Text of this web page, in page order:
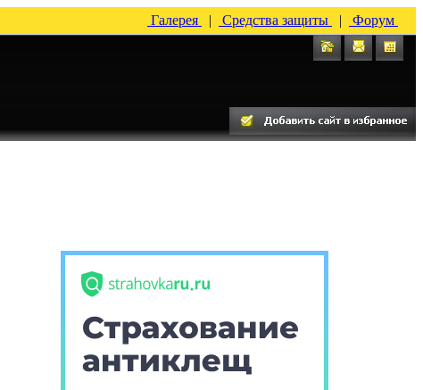
Галерея | Средства защиты | Форум